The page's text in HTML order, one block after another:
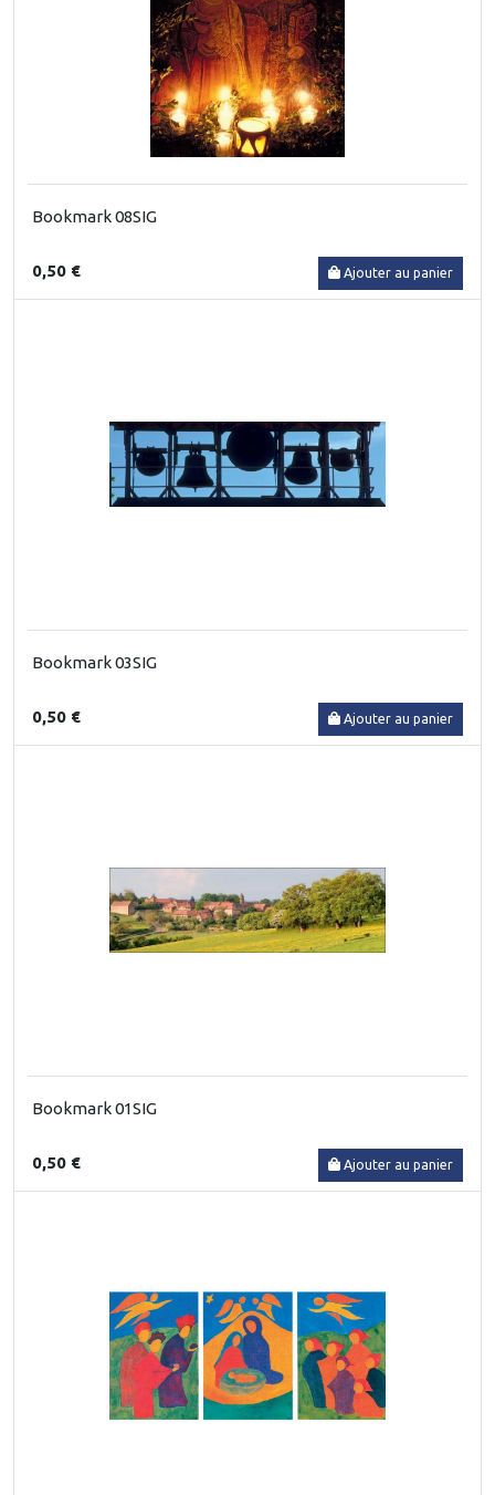
Bookmark 08SIG
0,50 € Ajouter au panier
Bookmark 03SIG
0,50 € Ajouter au panier
Bookmark 01SIG
0,50 € Ajouter au panier